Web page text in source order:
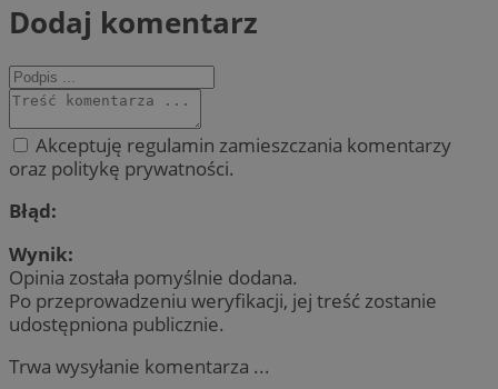
Dodaj komentarz
Akceptuję regulamin zamieszczania komentarzy
oraz politykę prywatności.
Błąd:
Wynik:
Opinia została pomyślnie dodana.
Po przeprowadzeniu weryfikacji, jej treść zostanie
udostępniona publicznie.
Trwa wysyłanie komentarza ...